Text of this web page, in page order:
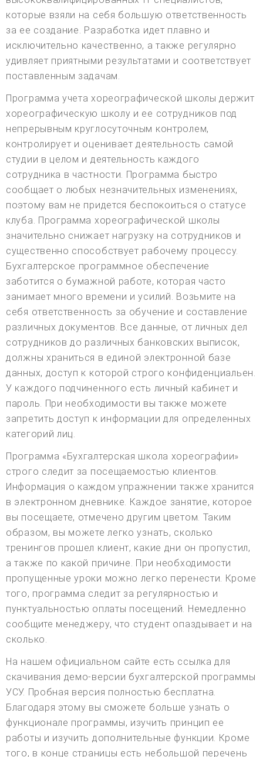
которые взяли на себя большую ответственность
за ее создание. Разработка идет плавно и
исключительно качественно, а также регулярно
удивляет приятными результатами и соответствует
поставленным задачам.
Программа учета хореографической школы держит
хореографическую школу и ее сотрудников под
непрерывным круглосуточным контролем,
контролирует и оценивает деятельность самой
студии в целом и деятельность каждого
сотрудника в частности. Программа быстро
сообщает о любых незначительных изменениях,
поэтому вам не придется беспокоиться о статусе
клуба. Программа хореографической школы
значительно снижает нагрузку на сотрудников и
существенно способствует рабочему процессу.
Бухгалтерское программное обеспечение
заботится о бумажной работе, которая часто
занимает много времени и усилий. Возьмите на
себя ответственность за обучение и составление
различных документов. Все данные, от личных дел
сотрудников до различных банковских выписок,
должны храниться в единой электронной базе
данных, доступ к которой строго конфиденциальен.
У каждого подчиненного есть личный кабинет и
пароль. При необходимости вы также можете
запретить доступ к информации для определенных
категорий лиц.
Программа «Бухгалтерская школа хореографии»
строго следит за посещаемостью клиентов.
Информация о каждом упражнении также хранится
в электронном дневнике. Каждое занятие, которое
вы посещаете, отмечено другим цветом. Таким
образом, вы можете легко узнать, сколько
тренингов прошел клиент, какие дни он пропустил,
а также по какой причине. При необходимости
пропущенные уроки можно легко перенести. Кроме
того, программа следит за регулярностью и
пунктуальностью оплаты посещений. Немедленно
сообщите менеджеру, что студент опаздывает и на
сколько.
На нашем официальном сайте есть ссылка для
скачивания демо-версии бухгалтерской программы
УСУ. Пробная версия полностью бесплатна.
Благодаря этому вы сможете больше узнать о
функционале программы, изучить принцип ее
работы и изучить дополнительные функции. Кроме
того, в конце страницы есть небольшой перечень